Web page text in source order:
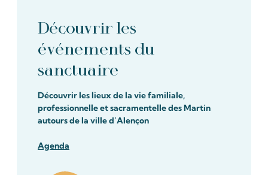
Découvrir les
événements du
sanctuaire
Découvrir les lieux de la vie familiale,
professionnelle et sacramentelle des Martin
autours de la ville d’Alençon
Agenda